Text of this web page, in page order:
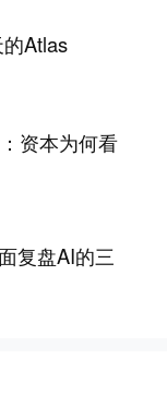
Atlas
资本为何看
复盘AI的三